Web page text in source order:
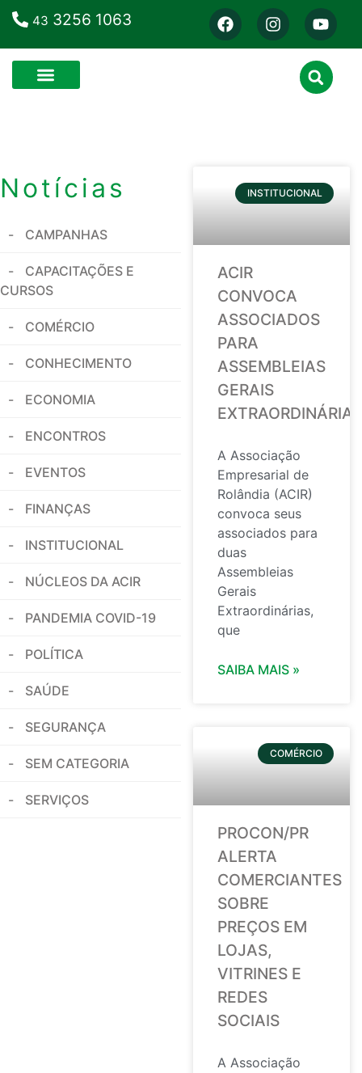
43 3256 1063
Notícias
CAMPANHAS
CAPACITAÇÕES E
CURSOS
COMÉRCIO
CONHECIMENTO
ECONOMIA
ENCONTROS
EVENTOS
FINANÇAS
INSTITUCIONAL
NÚCLEOS DA ACIR
PANDEMIA COVID-19
POLÍTICA
SAÚDE
SEGURANÇA
SEM CATEGORIA
SERVIÇOS
INSTITUCIONAL
ACIR
CONVOCA
ASSOCIADOS
PARA
ASSEMBLEIAS
GERAIS
EXTRAORDINÁRIAS
A Associação
Empresarial de
Rolândia (ACIR)
convoca seus
associados para
duas
Assembleias
Gerais
Extraordinárias,
que
SAIBA MAIS »
COMÉRCIO
PROCON/PR
ALERTA
COMERCIANTES
SOBRE
PREÇOS EM
LOJAS,
VITRINES E
REDES
SOCIAIS
A Associação